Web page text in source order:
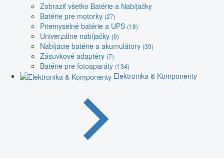
Zobraziť všetko Batérie a Nabíjačky
Batérie pre motorky (27)
Priemyselné batérie a UPS (18)
Univerzálne nabíjačky (9)
Nabíjacie batérie a akumulátory (39)
Zásuvkové adaptéry (7)
Batérie pre fotoaparáty (134)
Elektronika & Komponenty